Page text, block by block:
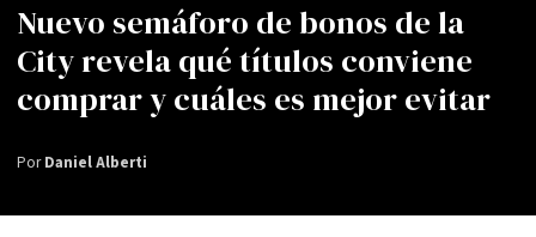
Nuevo semáforo de bonos de la
City revela qué títulos conviene
comprar y cuáles es mejor evitar
PorDaniel Alberti